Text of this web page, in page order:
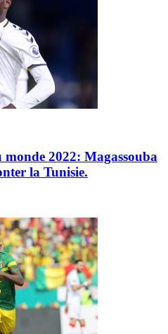
2022: Magassouba
la Tunisie.